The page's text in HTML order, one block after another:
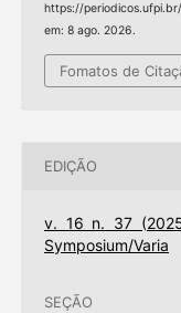
https://
em: 8 ago. 2026.
Fomatos de
EDIÇÃO
v. 16 n. 37
Symposium/Varia
SEÇÃO